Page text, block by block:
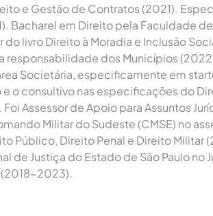
e Gestão de Contratos (2021).
Bacharel em Direito pela Faculdade
livro Direito à Moradia e Inclusão
responsabilidade dos Municípios
Societária, especificamente em
o consultivo nas especificações do
Assessor de Apoio para Assuntos
Militar do Sudeste (CMSE) no
Público, Direito Penal e Direito
de Justiça do Estado de São Paulo no
(2018-2023).